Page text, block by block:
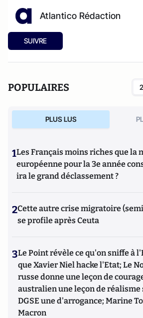
Atlantico Rédaction
SUIVRE
POPULAIRES
PLUS LUS
1Les Français moins riches que la
européenne pour la 3e année
ira le grand déclassement ?
2Cette autre crise migratoire
se profile après Ceuta
3Le Point révèle ce qu'on sniffe à
que Xavier Niel hacke l'Etat; Le
russe donne une leçon de
australien une leçon de réalisme
DGSE une d'arrogance; Marine
Macron